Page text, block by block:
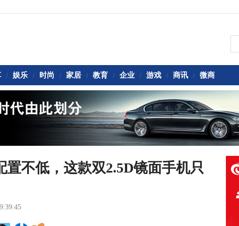
/ 娱乐 / 时尚 / 家居 / 教育 / 企业 / 游戏 / 商讯 / 微商
置不低，这款双2.5D镜面手机只